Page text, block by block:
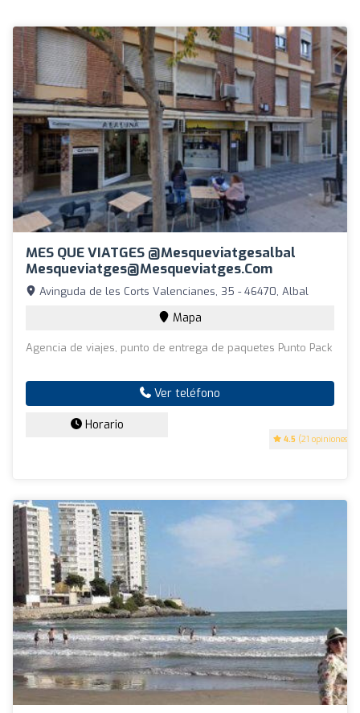
MES QUE VIATGES @mesqueviatgesalbal
Mesqueviatges@mesqueviatges.com
4.5 (21 opiniones)
Avinguda de les Corts Valencianes, 35 - 46470, Albal
Mapa
Agencia de viajes, punto de entrega de paquetes Punto Pack
Ver teléfono
Horario